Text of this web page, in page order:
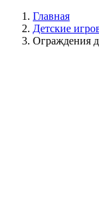
Главная
Детские
Ограждения